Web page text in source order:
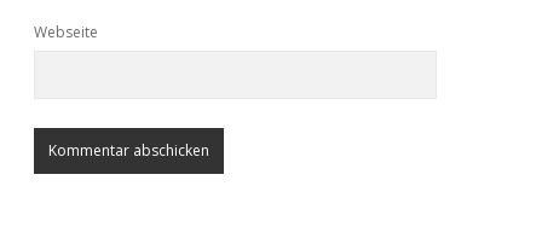
Webseite